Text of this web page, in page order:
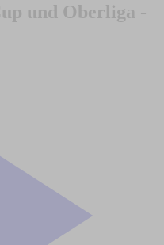
und Oberliga -